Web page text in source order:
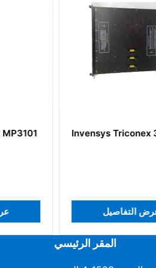
3664 Invensys
التفاصيل
المقر الرئيسي